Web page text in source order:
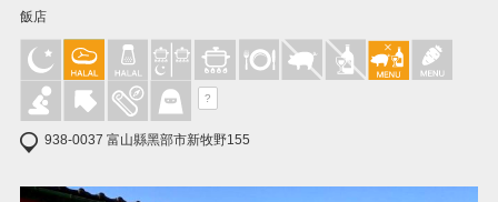
飯店
?
938-0037 富山縣黑部市新牧野155